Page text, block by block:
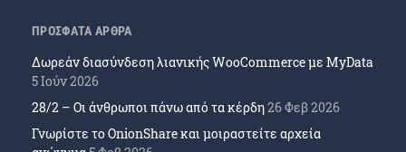
ΠΡΟΣΦΑΤΑ ΑΡΘΡΑ
Δωρεάν διασύνδεση λιανικής WooCommerce με MyData
5 Ιούν 2026
28/2 – Οι άνθρωποι πάνω από τα κέρδη26 Φεβ 2026
Γνωρίστε το OnionShare και μοιραστείτε αρχεία